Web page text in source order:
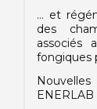
... et
des
associés
fongiques
ENERLAB